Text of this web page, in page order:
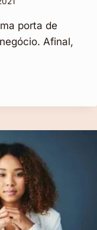
porta de
Afinal,